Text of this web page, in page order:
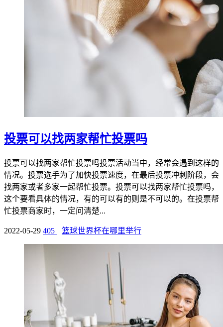
投票可以找两家帮忙投票吗
投票可以找两家帮忙投票吗投票活动当中，经常会遇到这样的
情况。投票选手为了加快投票速度，在最后投票冲刺阶段，会
找两家或者多家一起帮忙投票。投票可以找两家帮忙投票吗，
这个要看具体的情况，有的可以有的则是不可以的。在投票帮
忙投票商家时，一定问清楚...
2022-05-29 405 篮球世界杯在哪里举行